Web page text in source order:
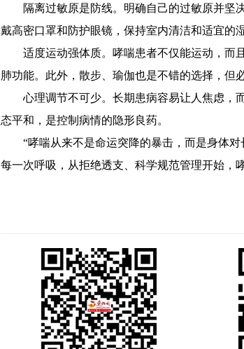
隔离过敏原是防线。明确自己的过敏原并坚
戴高密口罩和防护眼镜，保持室内清洁和适宜的湿
适度运动强体质。哮喘患者不仅能运动，而
肺功能。此外，散步、瑜伽也是不错的选择，但
心理调节不可少。长期患病容易让人焦虑，
态平和，是控制病情的隐形良药。
“哮喘从来不是命运突降的暴击，而是身体对
每一次呼吸，从拒绝透支、科学规范管理开始，